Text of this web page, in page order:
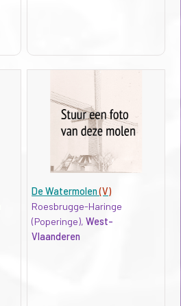
De Watermolen(V)
Roesbrugge-Haringe
(Poperinge),West-
Vlaanderen